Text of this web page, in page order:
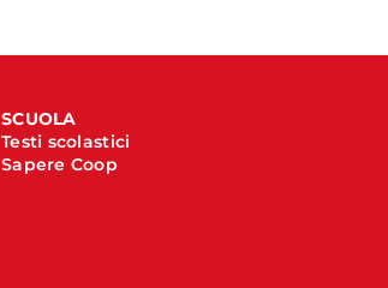
SCUOLA
Testi scolastici
Sapere Coop